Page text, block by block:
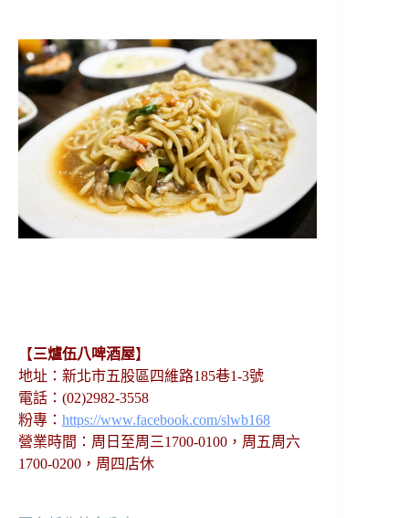
【三爐伍八啤酒屋】
地址：新北市五股區四維路185巷1-3號
電話：(02)2982-3558
粉專： https://www.facebook.com/slwb168
營業時間：周日至周三1700-0100，周五周六
1700-0200，周四店休